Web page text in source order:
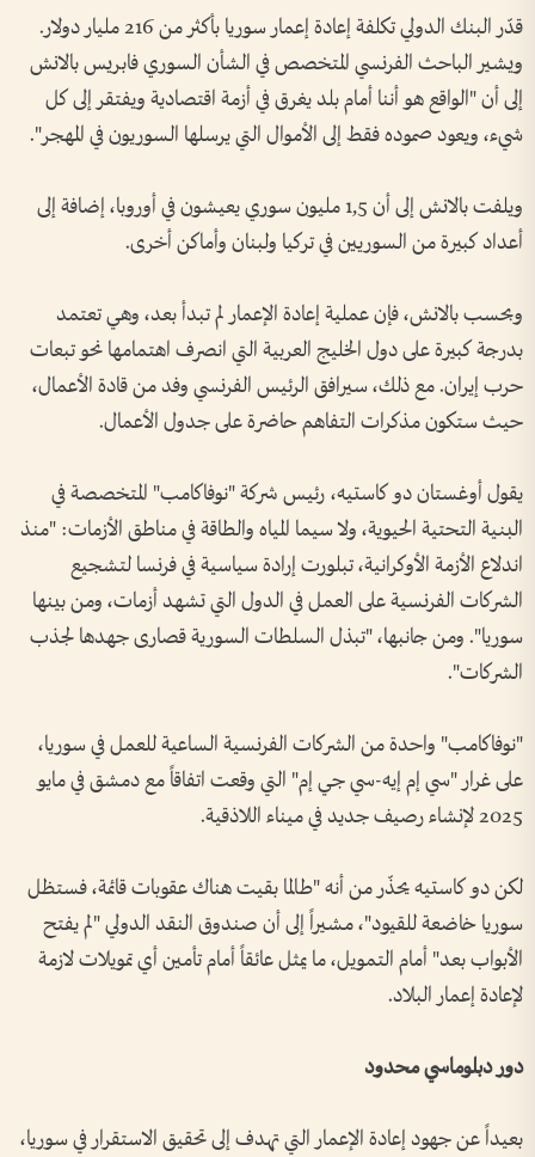
قدّر البنك الدولي تكلفة إعادة إعمار سوريا بأكثر من 216 مليار دولار.
ويشير الباحث الفرنسي المتخصص في الشأن السوري فابريس بالانش
إلى أن "الواقع هو أننا أمام بلد يغرق في أزمة اقتصادية ويفتقر إلى كل
شيء، ويعود صموده فقط إلى الأموال التي يرسلها السوريون في المهجر".
ويلفت بالانش إلى أن 1,5 مليون سوري يعيشون في أوروبا، إضافة إلى
أعداد كبيرة من السوريين في تركيا ولبنان وأماكن أخرى.
وبحسب بالانش، فإن عملية إعادة الإعمار لم تبدأ بعد، وهي تعتمد
بدرجة كبيرة على دول الخليج العربية التي انصرف اهتمامها نحو تبعات
حرب إيران. مع ذلك، سيرافق الرئيس الفرنسي وفد من قادة الأعمال،
حيث ستكون مذكرات التفاهم حاضرة على جدول الأعمال.
يقول أوغستان دو كاستيه، رئيس شركة "نوفاكامب" المتخصصة في
البنية التحتية الحيوية، ولا سيما المياه والطاقة في مناطق الأزمات: "منذ
اندلاع الأزمة الأوكرانية، تبلورت إرادة سياسية في فرنسا لتشجيع
الشركات الفرنسية على العمل في الدول التي تشهد أزمات، ومن بينها
سوريا". ومن جانبها، "تبذل السلطات السورية قصارى جهدها لجذب
الشركات".
"نوفاكامب" واحدة من الشركات الفرنسية الساعية للعمل في سوريا،
على غرار "سي إم إيه-سي جي إم" التي وقعت اتفاقاً مع دمشق في مايو
2025 لإنشاء رصيف جديد في ميناء اللاذقية.
لكن دو كاستيه يحذّر من أنه "طالما بقيت هناك عقوبات قائمة، فستظل
سوريا خاضعة للقيود"، مشيراً إلى أن صندوق النقد الدولي "لم يفتح
الأبواب بعد" أمام التمويل، ما يمثل عائقاً أمام تأمين أي تمويلات لازمة
لإعادة إعمار البلاد.
دور دبلوماسي محدود
بعيداً عن جهود إعادة الإعمار التي تهدف إلى تحقيق الاستقرار في سوريا،